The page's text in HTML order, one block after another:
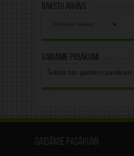
Rakstu arhīvs
Gaidāmie pasākumi
Šobrīd nav gaidāmo pasākumi.
Gaidāmie pasākumi